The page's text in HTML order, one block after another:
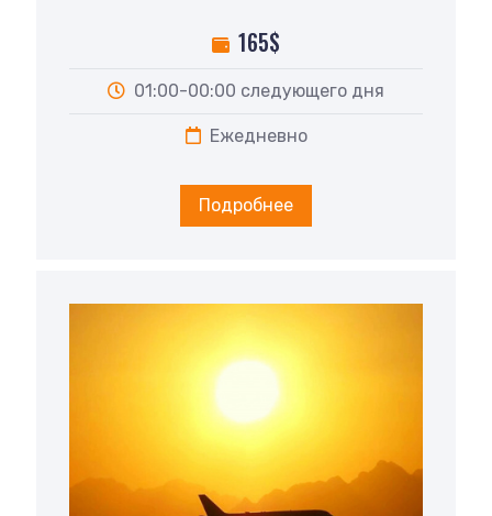
165$
01:00-00:00 следующего дня
Ежедневно
Подробнее